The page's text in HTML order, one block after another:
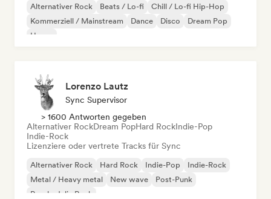
Alternativer Rock Beats / Lo-fi
Chill / Lo-fi Hip-Hop
Kommerziell / Mainstream
Dance Disco
Dream Pop
House
Lorenzo Lautz
Sync Supervisor
> 1600 Antworten gegeben
Alternativer RockDream PopHard RockIndie-Pop
Indie-Rock
Lizenziere oder vertrete Tracks für Sync
Alternativer Rock Hard Rock Indie-Pop
Indie-Rock
Metal / Heavy metal
New wave
Post-Punk
Psychedelic Rock